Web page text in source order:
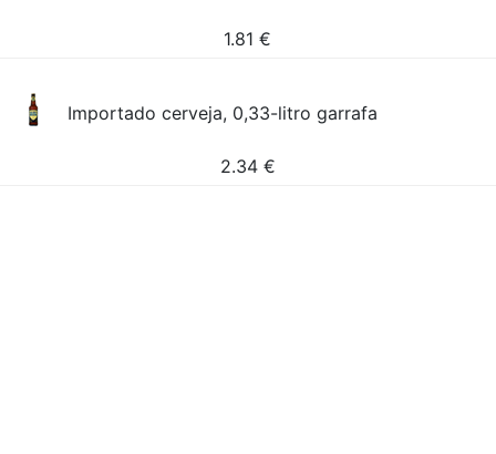
1.81 €
Importado cerveja, 0,33-litro garrafa
2.34 €